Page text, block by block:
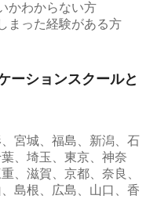
かわからない方
まった経験がある方
ーションスクールと
宮城、福島、新潟、石
、埼玉、東京、神奈
、滋賀、京都、奈良、
島根、広島、山口、香